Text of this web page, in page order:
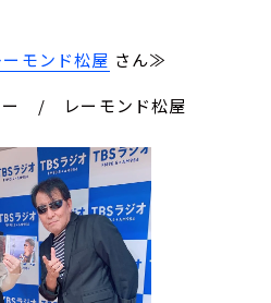
ーモンド松屋 さん≫
ー / レーモンド松屋